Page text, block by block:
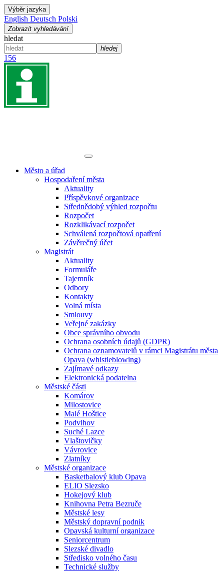
Výběr jazyka
English Deutsch Polski
Zobrazit vyhledávání
hledat
hledej
156
Město a úřad
Hospodaření města
Aktuality
Příspěvkové organizace
Střednědobý výhled rozpočtu
Rozpočet
Rozklikávací rozpočet
Schválená rozpočtová opatření
Závěrečný účet
Magistrát
Aktuality
Formuláře
Tajemník
Odbory
Kontakty
Volná místa
Smlouvy
Veřejné zakázky
Obce správního obvodu
Ochrana osobních údajů (GDPR)
Ochrana oznamovatelů v rámci Magistrátu města
Opava (whistleblowing)
Zajímavé odkazy
Elektronická podatelna
Městské části
Komárov
Milostovice
Malé Hoštice
Podvihov
Suché Lazce
Vlaštovičky
Vávrovice
Zlatníky
Městské organizace
Basketbalový klub Opava
ELIO Slezsko
Hokejový klub
Knihovna Petra Bezruče
Městské lesy
Městský dopravní podnik
Opavská kulturní organizace
Seniorcentrum
Slezské divadlo
Středisko volného času
Technické služby